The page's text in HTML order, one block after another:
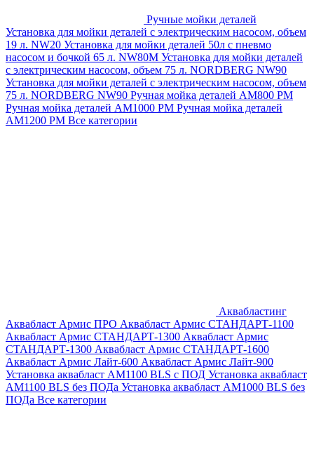
Ручные мойки деталей
Установка для мойки деталей с электрическим насосом, объем
19 л. NW20 Установка для мойки деталей 50л с пневмо
насосом и бочкой 65 л. NW80M Установка для мойки деталей
с электрическим насосом, объем 75 л. NORDBERG NW90
Установка для мойки деталей с электрическим насосом, объем
75 л. NORDBERG NW90 Ручная мойка деталей АМ800 РМ
Ручная мойка деталей АМ1000 РМ Ручная мойка деталей
АМ1200 РМ Все категории
Аквабластинг
Аквабласт Армис ПРО Аквабласт Армис СТАНДАРТ-1100
Аквабласт Армис СТАНДАРТ-1300 Аквабласт Армис
СТАНДАРТ-1300 Аквабласт Армис СТАНДАРТ-1600
Аквабласт Армис Лайт-600 Аквабласт Армис Лайт-900
Установка аквабласт AM1100 BLS с ПОД Установка аквабласт
AM1100 BLS без ПОДа Установка аквабласт AM1000 BLS без
ПОДа Все категории